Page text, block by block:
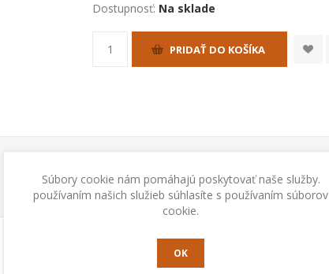
Dostupnosť: Na sklade
PRIDAŤ DO KOŠÍKA
Súbory cookie nám pomáhajú poskytovať naše služby.
používaním našich služieb súhlasíte s používaním súborov
cookie.
OK